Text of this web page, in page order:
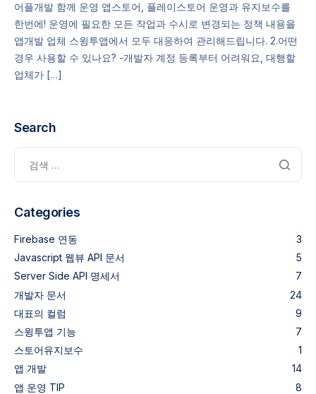
어플개발 함께 운영 앱스토어, 플레이스토어 운영과 유지보수를
한번에! 운영에 필요한 모든 작업과 수시로 변경되는 정책 내용을
앱개발 업체 스윙투앱에서 모두 대응하여 관리해드립니다. 2.어떤
경우 사용할 수 있나요? -개발자 계정 등록부터 어려워요, 대행할
업체가 […]
Search
Categories
Firebase 연동
3
Javascript 웹뷰 API 문서
5
Server Side API 명세서
7
개발자 문서
24
대표의 컬럼
9
스윙투앱 기능
7
스토어유지보수
1
앱 개발
14
앱 운영 TIP
8